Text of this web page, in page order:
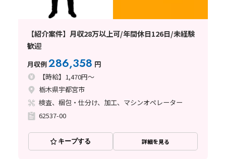
【紹介案件】月収28万以上可/年間休日126日/未経験
歓迎
月収例286,358 円
【時給】1,470円～
栃木県宇都宮市
検査、梱包・仕分け、加工、マシンオペレーター
62537-00
キープする 詳細を見る